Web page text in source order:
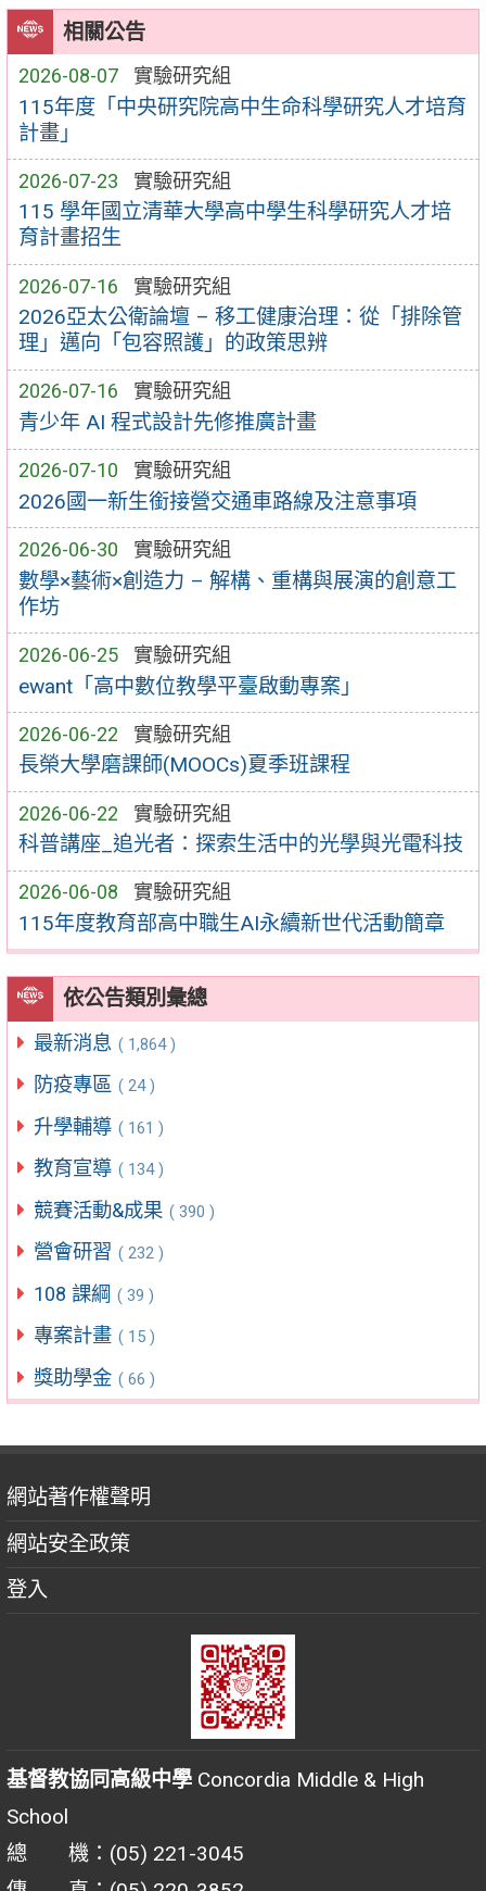
相關公告
2026-08-07 實驗研究組
115年度「中央研究院高中生命科學研究人才培育
計畫」
2026-07-23 實驗研究組
115 學年國立清華大學高中學生科學研究人才培
育計畫招生
2026-07-16 實驗研究組
2026亞太公衛論壇 – 移工健康治理：從「排除管
理」邁向「包容照護」的政策思辨
2026-07-16 實驗研究組
青少年 AI 程式設計先修推廣計畫
2026-07-10 實驗研究組
2026國一新生銜接營交通車路線及注意事項
2026-06-30 實驗研究組
數學×藝術×創造力 – 解構、重構與展演的創意工
作坊
2026-06-25 實驗研究組
ewant「高中數位教學平臺啟動專案」
2026-06-22 實驗研究組
長榮大學磨課師(MOOCs)夏季班課程
2026-06-22 實驗研究組
科普講座_追光者：探索生活中的光學與光電科技
2026-06-08 實驗研究組
115年度教育部高中職生AI永續新世代活動簡章
依公告類別彙總
最新消息 ( 1,864 )
防疫專區 ( 24 )
升學輔導 ( 161 )
教育宣導 ( 134 )
競賽活動&成果 ( 390 )
營會研習 ( 232 )
108 課綱 ( 39 )
專案計畫 ( 15 )
獎助學金 ( 66 )
網站著作權聲明
網站安全政策
登入
基督教協同高級中學 Concordia Middle & High
School
總 機：(05) 221-3045